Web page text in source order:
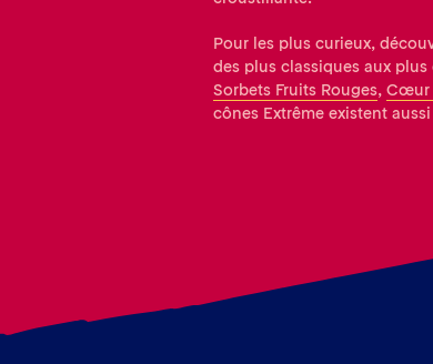
Pour les plus curieux,
des plus classiques aux plus
Sorbets Fruits Rouges, Cœur
cônes Extrême existent